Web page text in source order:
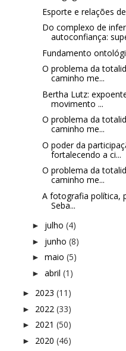
Esporte e relações
Do complexo de
autoconfiança:
Fundamento
O problema da
caminho me...
Bertha Lutz:
movimento ...
O problema da
caminho me...
O poder da
fortalecendo a ci...
O problema da
caminho me...
A fotografia política,
Seba...
► julho(4)
► junho(8)
►maio(5)
►abril(1)
► 2023 (11)
► 2022 (33)
► 2021 (50)
► 2020 (46)